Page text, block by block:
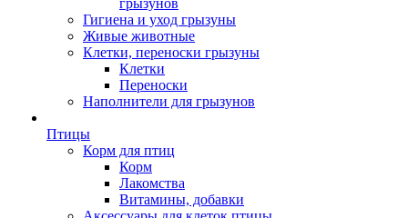
грызунов
Гигиена и уход грызуны
Живые животные
Клетки, переноски грызуны
Клетки
Переноски
Наполнители для грызунов
Птицы
Корм для птиц
Корм
Лакомства
Витамины, добавки